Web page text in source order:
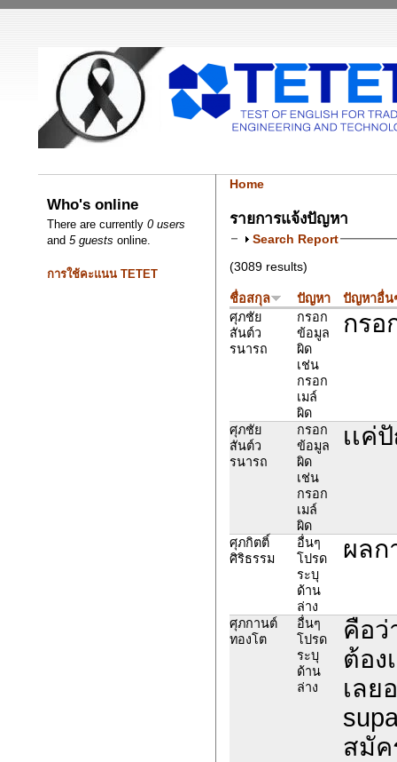
Who's online
There are currently0 users
and5 guests online.
การใช้คะแนน TETET
Home
รายการแจ้งปัญหา
Search Report
(3089 results)
ชื่อสกุล ปัญหา
ปัญหาอื่น
ศุภชัย
สันต์ว
รนารถ
กรอก
ข้อมูล
ผิด
เช่น
กรอก
เมล์
ผิด
กรอ
ศุภชัย
สันต์ว
รนารถ
กรอก
ข้อมูล
ผิด
เช่น
กรอก
เมล์
ผิด
เเค่
ศุภกิตติ์
ศิริธรรม
อื่นๆ
โปรด
ระบุ
ด้าน
ล่าง
ผลก
ศุภกานต์
ทองโต
อื่นๆ
โปรด
ระบุ
ด้าน
ล่าง
คือว่
ต้อง
เลย
สมั